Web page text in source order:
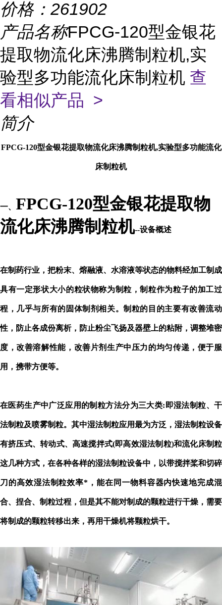
价格： 261902
产品名称FPCG-120型金银花
提取物流化床沸腾制粒机,实
验型多功能流化床制粒机 查
看相似产品 >
简介
FPCG-120型金银花提取物流化床沸腾制粒机,实验型多功能流化
床制粒机
一、 FPCG-120型金银花提取物
流化床沸腾制粒机--设备概述
在制药行业，把粉末、熔融液、水溶液等状态的物料经加工制成
具有一定形状大小的粒状物称为制粒，制粒作为粒子的加工过
程，几乎与所有的固体制剂相关。制粒的目的主要有改善流动
性，防止各成份离析，防止粉尘飞扬及器壁上的粘附，调整堆密
度，改善溶解性能，改善片剂生产中压力的均匀传递，便于服
用，携带方便等。
在医药生产中广泛应用的制粒方法分为三大类:即湿法制粒、干
法制粒及喷雾制粒。其中湿法制粒应用最为方泛，湿法制粒设备
有挤压式、转动式、高速搅拌式(即高效湿法制粒)和流化床制粒
这几种方式，在各种各样的湿法制粒设备中，以带搅拌桨和切碎
刀的高效湿法制粒效率*，能在同一物料容器内快速地完成混
合、捏合、制粒过程，但是其不能对制成的颗粒进行干燥，需要
将制成的颗粒转移出来，再用干燥机将颗粒烘干。